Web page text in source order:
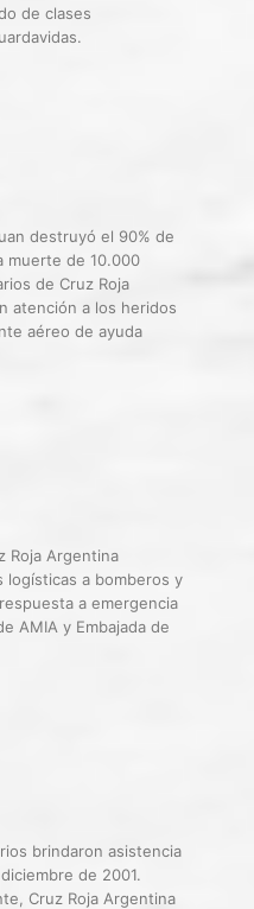
de clases
destruyó el 90% de
muerte de 10.000
de Cruz Roja
atención a los heridos
aéreo de ayuda
Roja Argentina
logísticas a bomberos y
a emergencia
AMIA y Embajada de
brindaron asistencia
de 2001.
Cruz Roja Argentina